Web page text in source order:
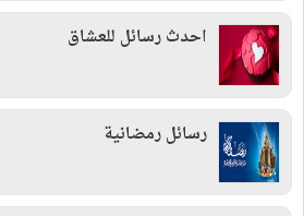
احدث رسائل للعشاق
رسائل رمضانية